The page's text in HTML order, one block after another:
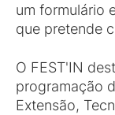
um formulário
que pretende
O FEST'IN
programação
Extensão,